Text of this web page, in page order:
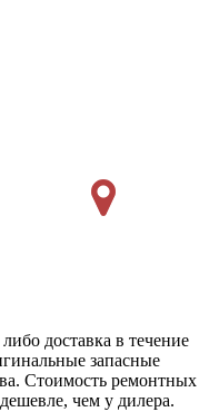
доставка в течение
запасные
Стоимость ремонтных
чем у дилера.